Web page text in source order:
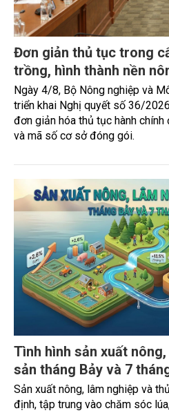
Đơn giản thủ tục trong
trồng, hình thành nền
Ngày 4/8, Bộ Nông nghiệp và
triển khai Nghị quyết số 36/
đơn giản hóa thủ tục hành
và mã số cơ sở đóng gói.
Tình hình sản xuất
sản tháng Bảy và 7
Sản xuất nông, lâm nghiệp và
định, tập trung vào chăm sóc